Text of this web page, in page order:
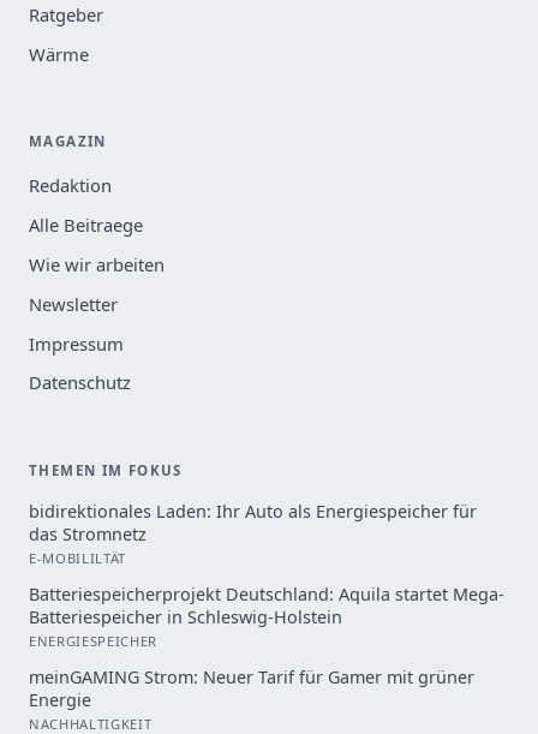
Ratgeber
Wärme
MAGAZIN
Redaktion
Alle Beitraege
Wie wir arbeiten
Newsletter
Impressum
Datenschutz
THEMEN IM FOKUS
bidirektionales Laden: Ihr Auto als Energiespeicher für
das Stromnetz
E-MOBILILTÄT
Batteriespeicherprojekt Deutschland: Aquila startet Mega-
Batteriespeicher in Schleswig-Holstein
ENERGIESPEICHER
meinGAMING Strom: Neuer Tarif für Gamer mit grüner
Energie
NACHHALTIGKEIT